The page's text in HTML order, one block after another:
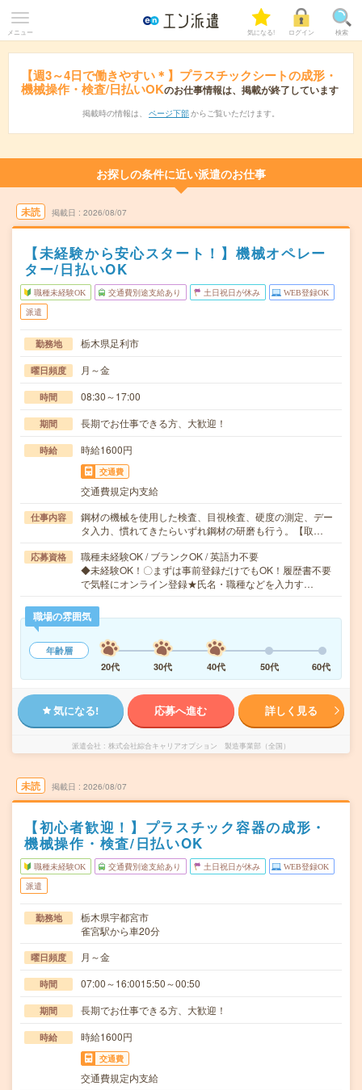
メニュー 気になる! ログイン 検索
【週3～4日で働きやすい＊】プラスチックシートの成形・
機械操作・検査/日払いOKのお仕事情報は、掲載が終了しています
掲載時の情報は、 ページ下部 からご覧いただけます。
お探しの条件に近い派遣のお仕事
未読 掲載日 2026/08/07
【未経験から安心スタート！】機械オペレー
ター/日払いOK
職種未経験OK 交通費別途支給あり 土日祝日が休み WEB登録OK
派遣
勤務地 栃木県足利市
曜日頻度 月～金
時間 08:30～17:00
期間 長期でお仕事できる方、大歓迎！
時給 時給1600円
交通費
交通費規定内支給
仕事内容
鋼材の機械を使用した検査、目視検査、硬度の測定、デー
タ入力、慣れてきたらいずれ鋼材の研磨も行う。【取…
応募資格
職種未経験OK / ブランクOK / 英語力不要
◆未経験OK！〇まずは事前登録だけでもOK！履歴書不要
で気軽にオンライン登録★氏名・職種などを入力す…
職場の雰囲気
年齢層
20代
30代 40代 50代 60代
気になる! 応募へ進む 詳しく見る
派遣会社 株式会社綜合キャリアオプション 製造事業部（全国）
未読 掲載日 2026/08/07
【初心者歓迎！】プラスチック容器の成形・
機械操作・検査/日払いOK
職種未経験OK 交通費別途支給あり 土日祝日が休み WEB登録OK
派遣
勤務地
栃木県宇都宮市
雀宮駅から車20分
曜日頻度 月～金
時間 07:00～16:0015:50～00:50
期間 長期でお仕事できる方、大歓迎！
時給 時給1600円
交通費
交通費規定内支給